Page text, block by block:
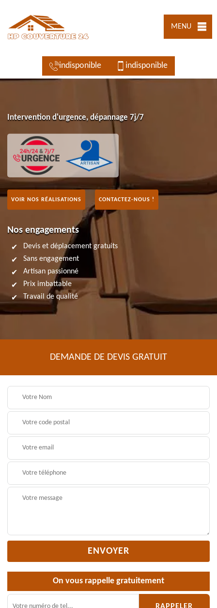
MENU
indisponible indisponible
Intervention d'urgence, dépannage 7j/7
VOIR NOS RÉALISATIONS CONTACTEZ-NOUS !
Nos engagements
Devis et déplacement gratuits
Sans engagement
Artisan passionné
Prix imbattable
Travail de qualité
DEMANDE DE DEVIS GRATUIT
On vous rappelle gratuitement